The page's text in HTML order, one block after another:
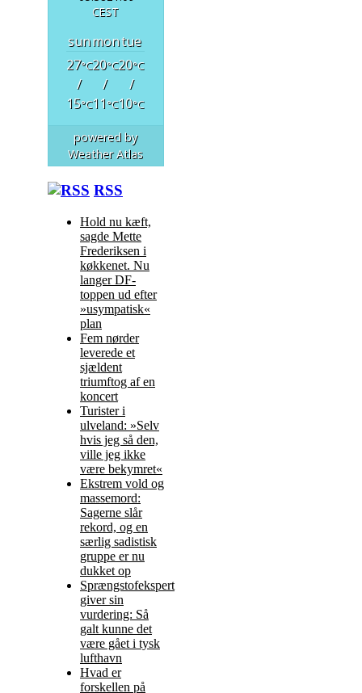
CEST
sunmontue
27°C
/
15°C
20°C
/
11°C
20°C
/
10°C
powered by
Weather Atlas
RSS
Hold nu kæft,
sagde Mette
Frederiksen i
køkkenet. Nu
langer DF-
toppen ud efter
»usympatisk«
plan
Fem nørder
leverede et
sjældent
triumftog af en
koncert
Turister i
ulveland: »Selv
hvis jeg så den,
ville jeg ikke
være bekymret«
Ekstrem vold og
massemord:
Sagerne slår
rekord, og en
særlig sadistisk
gruppe er nu
dukket op
Sprængstofekspert
giver sin
vurdering: Så
galt kunne det
være gået i tysk
lufthavn
Hvad er
forskellen på